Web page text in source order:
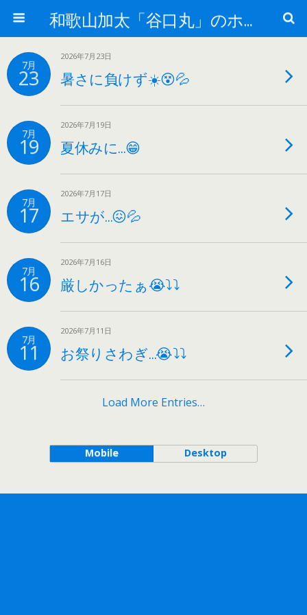
和歌山加太「谷口丸」のホームページ
7月
23
2026年7月23日
暑さに負けず☀️😵💦
7月
19
2026年7月19日
夏休みに…😁
7月
17
2026年7月17日
エサが…😖💦
7月
16
2026年7月16日
厳しかったぁ😭⤵⤵
7月
11
2026年7月11日
お祭りさわぎ…😭⤵⤵
Load More Entries…
Mobile Desktop